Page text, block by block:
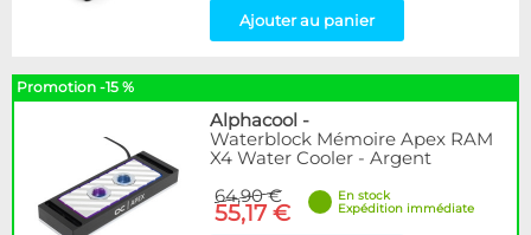
Ajouter au panier
Promotion -15 %
Alphacool -
Waterblock Mémoire Apex RAM
X4 Water Cooler - Argent
64,90 €
55,17 €
En stock
Expédition immédiate